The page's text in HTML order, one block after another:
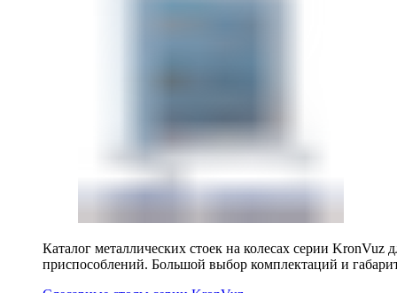
Каталог металлических стоек на колесах серии KronVuz
приспособлений. Большой выбор комплектаций и